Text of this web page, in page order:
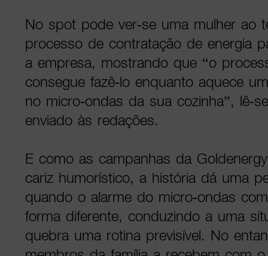
No spot pode ver-se uma mulher ao
processo de contratação de energia
a empresa, mostrando que “o
consegue fazê-lo enquanto aquece
no micro-ondas da sua cozinha”, lê-
enviado às redações.
E como as campanhas da
cariz humorístico, a história dá uma
quando o alarme do micro-ondas
forma diferente, conduzindo a uma
quebra uma rotina previsível. No